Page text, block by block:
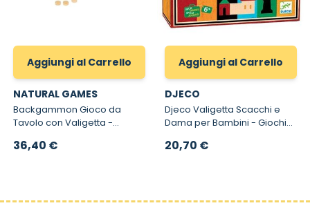
Aggiungi al Carrello
NATURAL GAMES
Backgammon Gioco da
Tavolo con Valigetta -
Tavolo in Legno
36,40 €
Aggiungi al Carrello
DJECO
Djeco Valigetta Scacchi e
Dama per Bambini - Giochi
20,70 €